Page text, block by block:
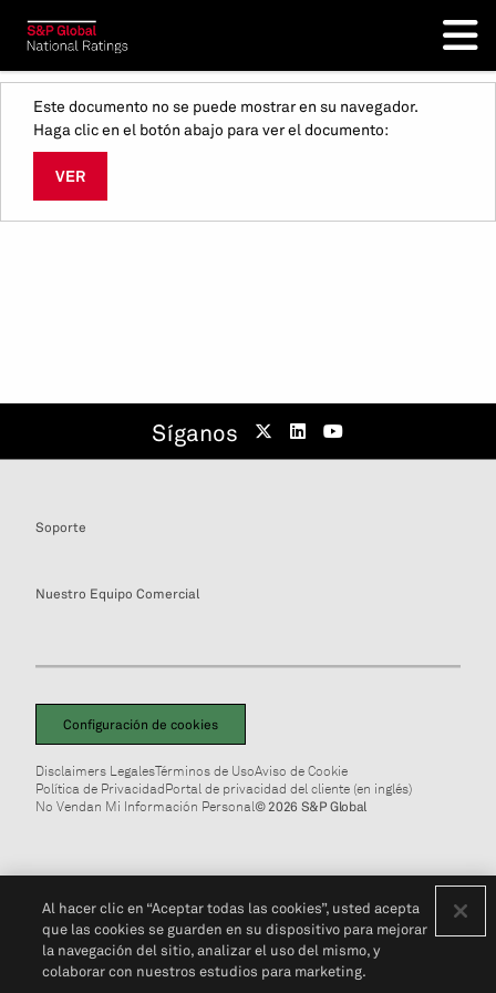
Este documento no se puede mostrar en su navegador.
Haga clic en el botón abajo para ver el documento:
VER
Síganos
Soporte
Nuestro Equipo Comercial
Configuración de cookies
Disclaimers LegalesTérminos de UsoAviso de Cookie
Política de PrivacidadPortal de privacidad del cliente (en inglés)
No Vendan Mi Información Personal© 2026 S&P Global
Al hacer clic en “Aceptar todas las cookies”, usted acepta
que las cookies se guarden en su dispositivo para mejorar
la navegación del sitio, analizar el uso del mismo, y
colaborar con nuestros estudios para marketing.